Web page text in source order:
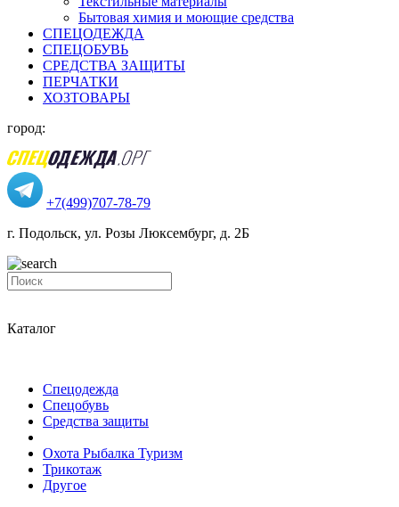
Бытовая химия и моющие средства
СПЕЦОДЕЖДА
СПЕЦОБУВЬ
СРЕДСТВА ЗАЩИТЫ
ПЕРЧАТКИ
ХОЗТОВАРЫ
город:
+7(499)707-78-79
г. Подольск, ул. Розы Люксембург, д. 2Б
Каталог
Спецодежда
Спецобувь
Средства защиты
Охота Рыбалка Туризм
Трикотаж
Другое